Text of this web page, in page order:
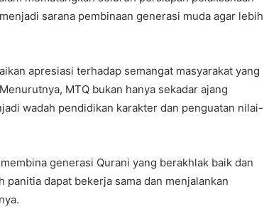
sarana pembinaan generasi muda agar lebih
apresiasi terhadap semangat masyarakat yang
MTQ bukan hanya sekadar ajang
wadah pendidikan karakter dan penguatan nilai-
generasi Qurani yang berakhlak baik dan
dapat bekerja sama dan menjalankan